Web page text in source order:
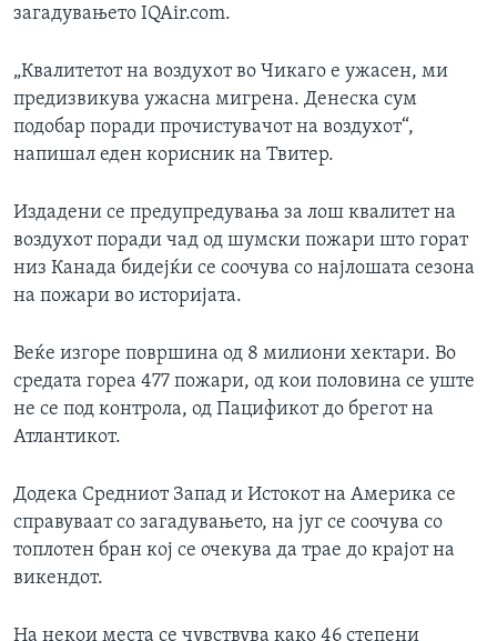
загадувањето IQAir.com.
„Квалитетот на воздухот во Чикаго е ужасен, ми
предизвикува ужасна мигрена. Денеска сум
подобар поради прочистувачот на воздухот“,
напишал еден корисник на Твитер.
Издадени се предупредувања за лош квалитет на
воздухот поради чад од шумски пожари што горат
низ Канада бидејќи се соочува со најлошата сезона
на пожари во историјата.
Веќе изгоре површина од 8 милиони хектари. Во
средата гореа 477 пожари, од кои половина се уште
не се под контрола, од Пацификот до брегот на
Атлантикот.
Додека Средниот Запад и Истокот на Америка се
справуваат со загадувањето, на југ се соочува со
топлотен бран кој се очекува да трае до крајот на
викендот.
На некои места се чувствува како 46 степени